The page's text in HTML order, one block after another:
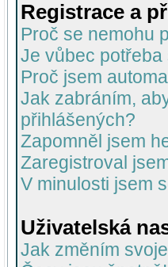
Registrace a
Proč se nemohu
Je vůbec
Proč jsem
Jak zabráním,
přihlášených?
Zapomněl jsem
Zaregistroval
V minulosti jsem
Uživatelská
Jak změním